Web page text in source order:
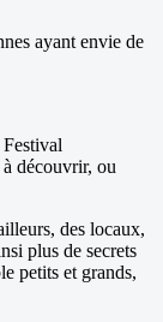
ayant envie de
découvrir, ou
des locaux,
plus de secrets
petits et grands,